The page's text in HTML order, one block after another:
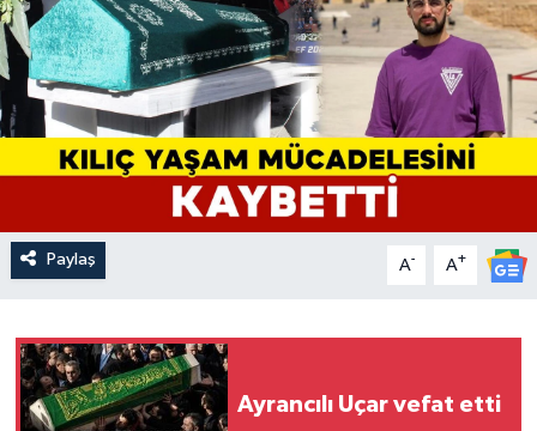
Paylaş A- A+
Ayrancılı Uçar vefat etti